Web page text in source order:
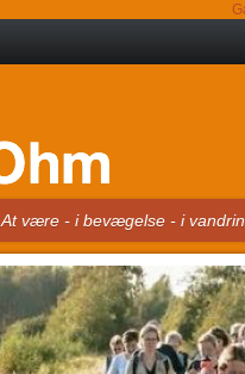
At være - i bevægelse - i